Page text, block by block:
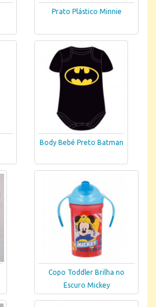
Prato Plástico Minnie
Body Bebé Preto Batman
Copo Toddler Brilha no
Escuro Mickey